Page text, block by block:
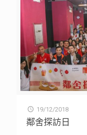
19/12/2018
鄰舍探訪日